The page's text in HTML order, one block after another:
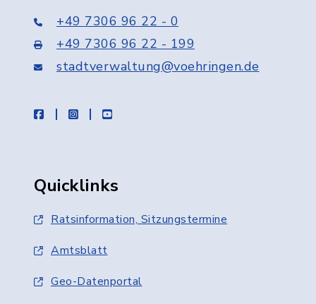
+49 7306 96 22 - 0
+49 7306 96 22 - 199
stadtverwaltung@voehringen.de
facebookinstagramyoutube
Quicklinks
Ratsinformation, Sitzungstermine
Amtsblatt
Geo-Datenportal